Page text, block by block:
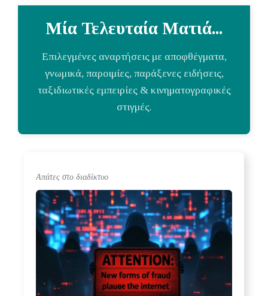
Μία Τελευταία Ματιά...
Επιλεγμένες αναρτήσεις με αποφθέγματα,
γνωμικά, παροιμίες, παράξενες ειδήσεις,
ταξιδιωτικές εμπειρίες & κινηματογραφικές
στιγμές.
Απάτες στο διαδίκτυο